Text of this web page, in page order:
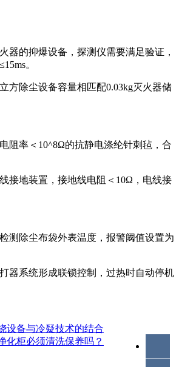
器的抑爆设备，探测仪需要满足验证，
。
方除尘设备容量相匹配0.03kg灭火器储
阻率＜10^8Ω的抗静电涤纶针刺毡，合
接地装置，接地线电阻＜10Ω，电线接
测除尘布袋外表温度，报警阈值设置为
器系统形成联锁控制，过热时自动停机
设备与冷疑技术的结合
化柜必须清洗保养吗？